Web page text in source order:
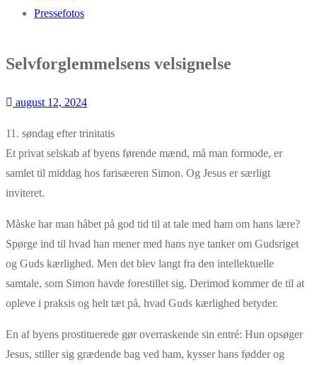
Pressefotos
Selvforglemmelsens velsignelse
august 12, 2024
11. søndag efter trinitatis
Et privat selskab af byens førende mænd, må man formode, er
samlet til middag hos farisæeren Simon. Og Jesus er særligt
inviteret.
Måske har man håbet på god tid til at tale med ham om hans lære?
Spørge ind til hvad han mener med hans nye tanker om Gudsriget
og Guds kærlighed. Men det blev langt fra den intellektuelle
samtale, som Simon havde forestillet sig. Derimod kommer de til at
opleve i praksis og helt tæt på, hvad Guds kærlighed betyder.
En af byens prostituerede gør overraskende sin entré: Hun opsøger
Jesus, stiller sig grædende bag ved ham, kysser hans fødder og